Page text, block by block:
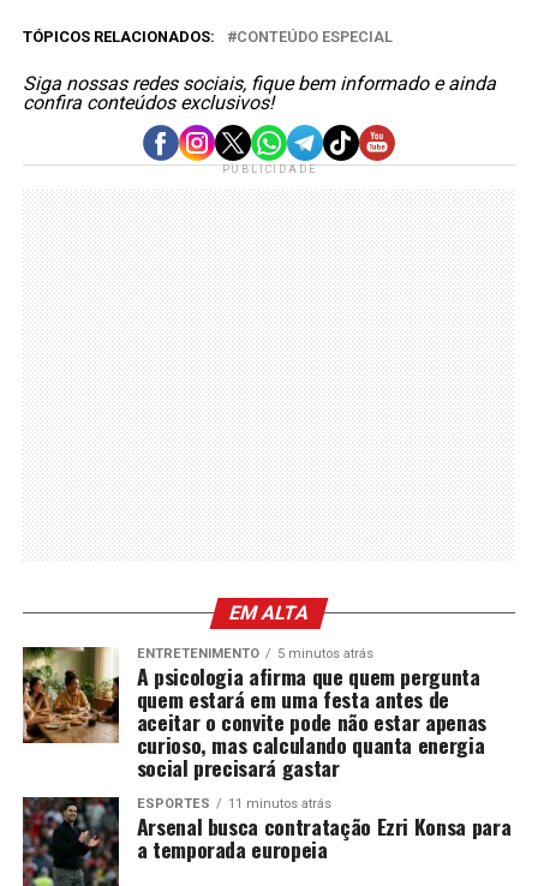
TÓPICOS RELACIONADOS: CONTEÚDO ESPECIAL
Siga nossas redes sociais, fique bem informado e ainda
confira conteúdos exclusivos!
PUBLICIDADE
EM ALTA
ENTRETENIMENTO 5 minutos atrás
A psicologia afirma que quem pergunta
quem estará em uma festa antes de
aceitar o convite pode não estar apenas
curioso, mas calculando quanta energia
social precisará gastar
ESPORTES 11 minutos atrás
Arsenal busca contratação Ezri Konsa para
a temporada europeia